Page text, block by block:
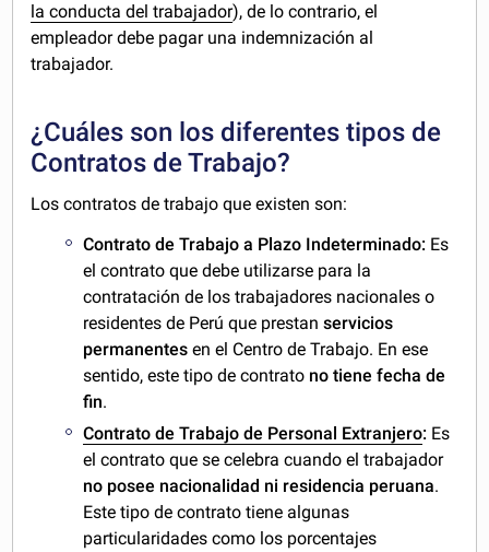
la conducta del trabajador), de lo contrario, el
empleador debe pagar una indemnización al
trabajador.
¿Cuáles son los diferentes tipos de
Contratos de Trabajo?
Los contratos de trabajo que existen son:
Contrato de Trabajo a Plazo Indeterminado: Es
el contrato que debe utilizarse para la
contratación de los trabajadores nacionales o
residentes de Perú que prestanservicios
permanentesen el Centro de Trabajo. En ese
sentido, este tipo de contrato no tiene fecha de
fin.
Contrato de Trabajo de Personal Extranjero: Es
el contrato que se celebra cuando el trabajador
no posee nacionalidad ni residencia peruana.
Este tipo de contrato tiene algunas
particularidades como los porcentajes